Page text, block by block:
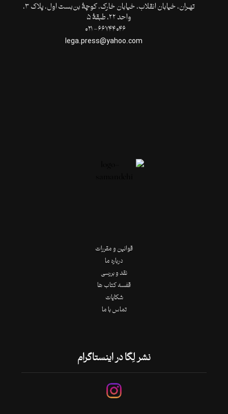
تهـران،‌ خیابان انقلاب، خیابان خارک، کوچۀ بن‌بست اول، پلاک ۳،
واحد ۲۲، طبقۀ ۵
قوانین و مقررات
درباره ما
نقد و بررسی
قفسه کتاب ها
شکایات
تماس با ما
نشر لِگا در اینستاگرام